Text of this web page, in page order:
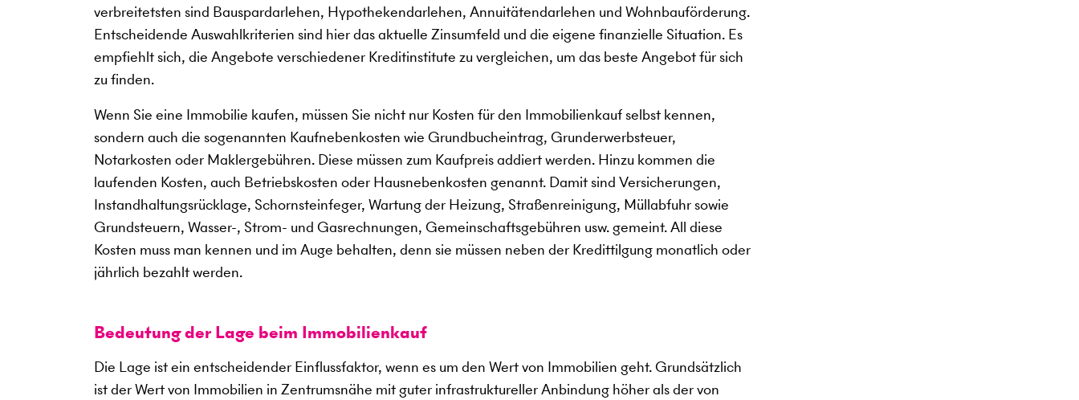
verbreitetsten sind Bauspardarlehen, Hypothekendarlehen, Annuitätendarlehen und Wohnbauförderung.
Entscheidende Auswahlkriterien sind hier das aktuelle Zinsumfeld und die eigene finanzielle Situation. Es
empfiehlt sich, die Angebote verschiedener Kreditinstitute zu vergleichen, um das beste Angebot für sich
zu finden.
Wenn Sie eine Immobilie kaufen, müssen Sie nicht nur Kosten für den Immobilienkauf selbst kennen,
sondern auch die sogenannten Kaufnebenkosten wie Grundbucheintrag, Grunderwerbsteuer,
Notarkosten oder Maklergebühren. Diese müssen zum Kaufpreis addiert werden. Hinzu kommen die
laufenden Kosten, auch Betriebskosten oder Hausnebenkosten genannt. Damit sind Versicherungen,
Instandhaltungsrücklage, Schornsteinfeger, Wartung der Heizung, Straßenreinigung, Müllabfuhr sowie
Grundsteuern, Wasser-, Strom- und Gasrechnungen, Gemeinschaftsgebühren usw. gemeint. All diese
Kosten muss man kennen und im Auge behalten, denn sie müssen neben der Kredittilgung monatlich oder
jährlich bezahlt werden.
Bedeutung der Lage beim Immobilienkauf
Die Lage ist ein entscheidender Einflussfaktor, wenn es um den Wert von Immobilien geht. Grundsätzlich
ist der Wert von Immobilien in Zentrumsnähe mit guter infrastruktureller Anbindung höher als der von